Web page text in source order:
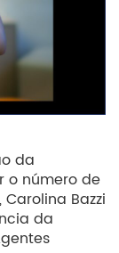
da
o número de
Bazzi
da